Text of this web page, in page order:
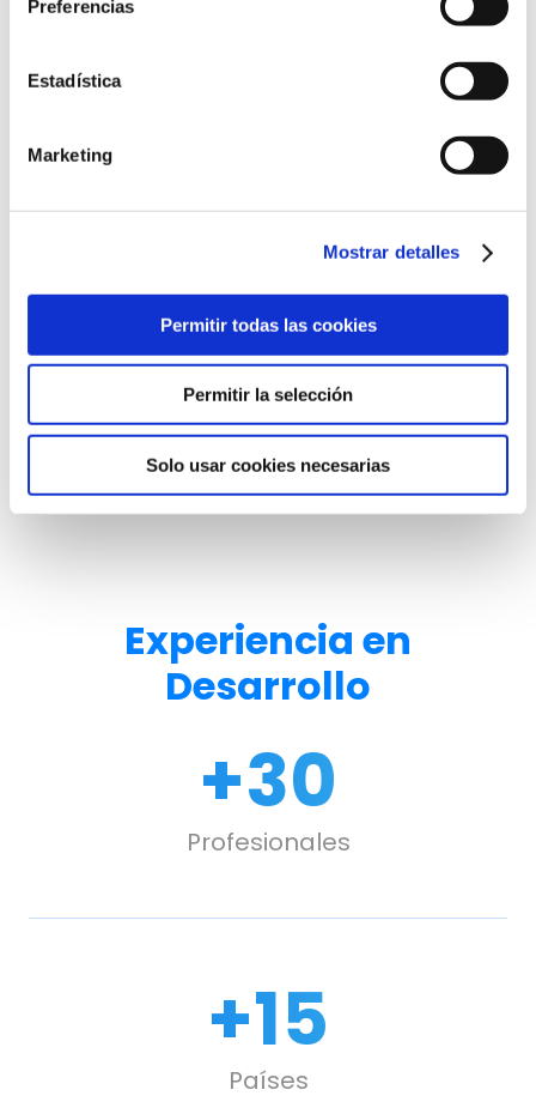
Preferencias
Estadística
Marketing
Mostrar detalles
Permitir todas las cookies
Permitir la selección
Solo usar cookies necesarias
Reconocimientos destacados
Partner experience awards (2024
winner)
Experiencia en
Desarrollo
30
+
Profesionales
15
+
Países